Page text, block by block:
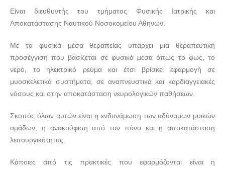
Εικόνα 7
Εικόνα 8
Είναι διευθυντής του τμήματος Φυσικής Ιατρικής και
Αποκατάστασης Ναυτικού Νοσοκομείου Αθηνών.
Με τα φυσικά μέσα θεραπείας υπάρχει μια θεραπευτική
προσέγγιση που βασίζεται σε φυσικά μέσα όπως το φως, το
νερό, το ηλεκτρικό ρεύμα και έτσι βρίσκει εφαρμογή σε
μυοσκελετικά συστήματα, σε αναπνευστικά και καρδιαγγειακές
νόσους και στην αποκατάσταση νευρολογικών παθήσεων.
Σκοπός όλων αυτών είναι η ενδυνάμωση των αδύναμων μυϊκών
ομάδων, η ανακούφιση από τον πόνο και η αποκατάσταση
λειτουργικότητας.
Κάποιες από τις πρακτικές που εφαρμόζονται είναι η